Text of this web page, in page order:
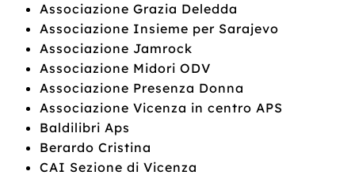
Associazione Grazia Deledda
Associazione Insieme per Sarajevo
Associazione Jamrock
Associazione Midori ODV
Associazione Presenza Donna
Associazione Vicenza in centro APS
Baldilibri Aps
Berardo Cristina
CAI Sezione di Vicenza